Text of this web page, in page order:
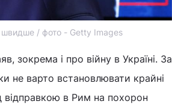
швидше / фото - Getty Images
зокрема і про війну в Україні. За
не варто встановлювати крайні
відправкою в Рим на похорон